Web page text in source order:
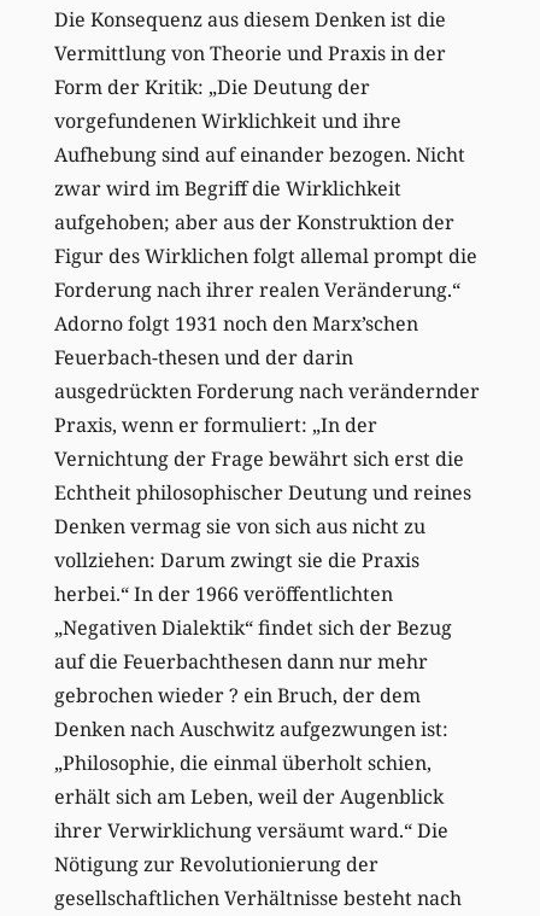
Die Konsequenz aus diesem Denken ist die
Vermittlung von Theorie und Praxis in der
Form der Kritik: „Die Deutung der
vorgefundenen Wirklichkeit und ihre
Aufhebung sind auf einander bezogen. Nicht
zwar wird im Begriff die Wirklichkeit
aufgehoben; aber aus der Konstruktion der
Figur des Wirklichen folgt allemal prompt die
Forderung nach ihrer realen Veränderung.“
Adorno folgt 1931 noch den Marx’schen
Feuerbach-thesen und der darin
ausgedrückten Forderung nach verändernder
Praxis, wenn er formuliert: „In der
Vernichtung der Frage bewährt sich erst die
Echtheit philosophischer Deutung und reines
Denken vermag sie von sich aus nicht zu
vollziehen: Darum zwingt sie die Praxis
herbei.“ In der 1966 veröffentlichten
„Negativen Dialektik“ findet sich der Bezug
auf die Feuerbachthesen dann nur mehr
gebrochen wieder ? ein Bruch, der dem
Denken nach Auschwitz aufgezwungen ist:
„Philosophie, die einmal überholt schien,
erhält sich am Leben, weil der Augenblick
ihrer Verwirklichung versäumt ward.“ Die
Nötigung zur Revolutionierung der
gesellschaftlichen Verhältnisse besteht nach